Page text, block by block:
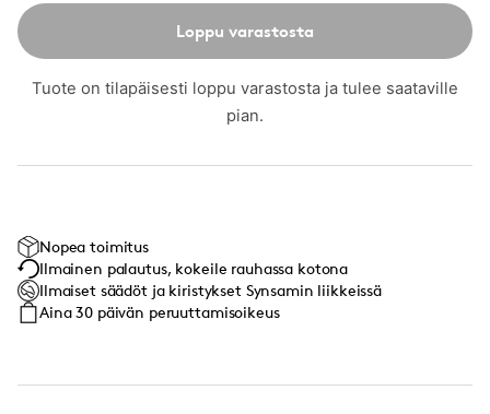
Loppu varastosta
Tuote on tilapäisesti loppu varastosta ja tulee saataville
pian.
Nopea toimitus
Ilmainen palautus, kokeile rauhassa kotona
Ilmaiset säädöt ja kiristykset Synsamin liikkeissä
Aina 30 päivän peruuttamisoikeus